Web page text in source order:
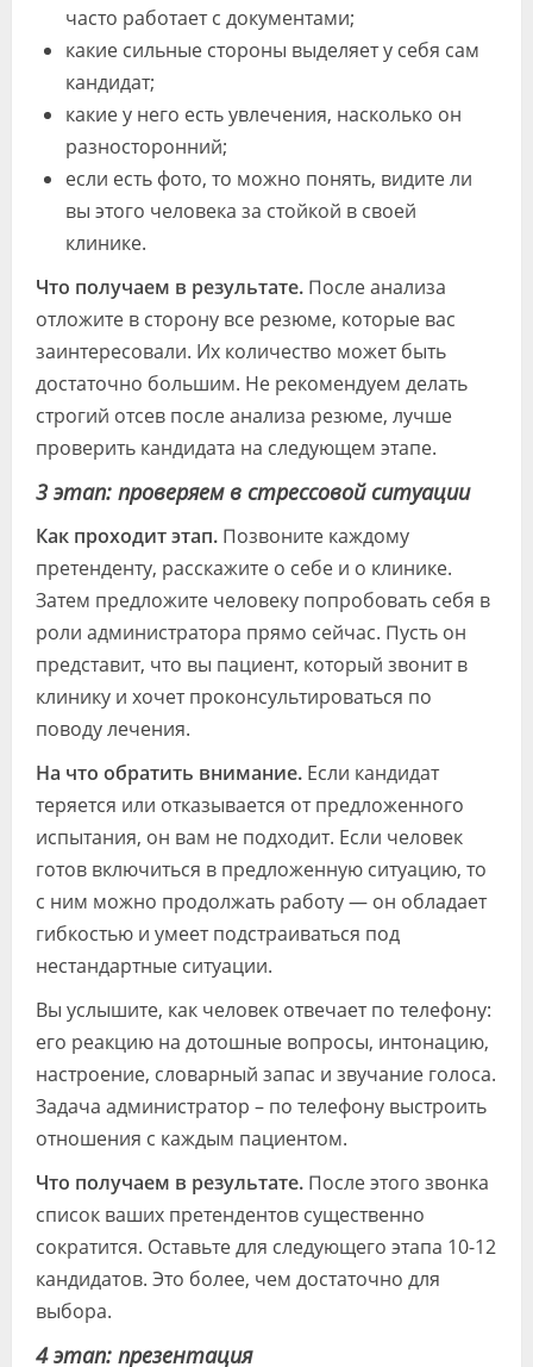
часто работает с документами;
какие сильные стороны выделяет у себя сам
кандидат;
какие у него есть увлечения, насколько он
разносторонний;
если есть фото, то можно понять, видите ли
вы этого человека за стойкой в своей
клинике.
Что получаем в результате. После анализа
отложите в сторону все резюме, которые вас
заинтересовали. Их количество может быть
достаточно большим. Не рекомендуем делать
строгий отсев после анализа резюме, лучше
проверить кандидата на следующем этапе.
3 этап: проверяем в стрессовой ситуации
Как проходит этап. Позвоните каждому
претенденту, расскажите о себе и о клинике.
Затем предложите человеку попробовать себя в
роли администратора прямо сейчас. Пусть он
представит, что вы пациент, который звонит в
клинику и хочет проконсультироваться по
поводу лечения.
На что обратить внимание. Если кандидат
теряется или отказывается от предложенного
испытания, он вам не подходит. Если человек
готов включиться в предложенную ситуацию, то
с ним можно продолжать работу — он обладает
гибкостью и умеет подстраиваться под
нестандартные ситуации.
Вы услышите, как человек отвечает по телефону:
его реакцию на дотошные вопросы, интонацию,
настроение, словарный запас и звучание голоса.
Задача администратор – по телефону выстроить
отношения с каждым пациентом.
Что получаем в результате. После этого звонка
список ваших претендентов существенно
сократится. Оставьте для следующего этапа 10-12
кандидатов. Это более, чем достаточно для
выбора.
4 этап: презентация